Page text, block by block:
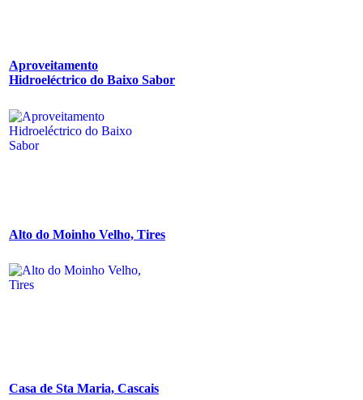
Aproveitamento
Hidroeléctrico do Baixo Sabor
Alto do Moinho Velho, Tires
Casa de Sta Maria, Cascais